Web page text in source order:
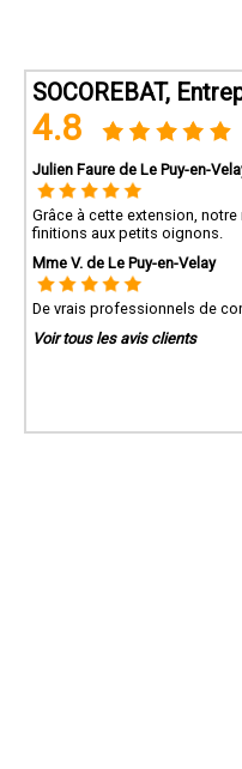
SOCOREBAT,
4.8
Julien Faure de Le Puy-en-
Grâce à cette extension,
finitions aux petits oignons.
Mme V. de Le Puy-en-Velay
De vrais professionnels de
Voir tous les avis clients